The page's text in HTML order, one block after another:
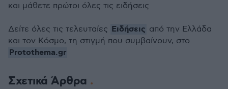
Σχετικά Άρθρα
και μάθετε πρώτοι όλες τις ειδήσεις
Δείτε όλες τις τελευταίες Ειδήσεις από την Ελλάδα
και τον Κόσμο, τη στιγμή που συμβαίνουν, στο
Protothema.gr